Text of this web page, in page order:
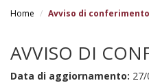
Home Avviso di
AVVISO DI
Data di aggiornamento: